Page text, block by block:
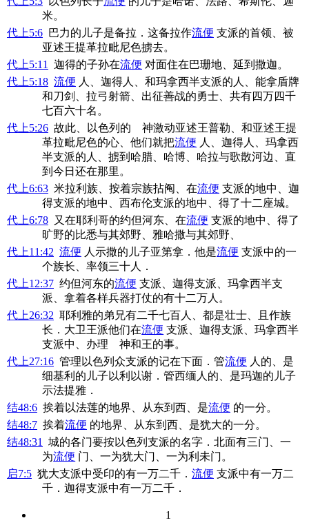
米。
代上5:6 巴力的儿子是备拉．这备拉作流便 支派的首领、被
亚述王提革拉毗尼色掳去。
代上5:11
迦得的子孙在流便 对面住在巴珊地、延到撒迦。
代上5:18 流便 人、迦得人、和玛拿西半支派的人、能拿盾牌
和刀剑、拉弓射箭、出征善战的勇士、共有四万四千
七百六十名。
代上5:26 故此、以色列的 神激动亚述王普勒、和亚述王提
革拉毗尼色的心、他们就把流便 人、迦得人、玛拿西
半支派的人、掳到哈腊、哈博、哈拉与歌散河边、直
到今日还在那里。
代上6:63 米拉利族、按着宗族拈阄、在流便 支派的地中、迦
得支派的地中、西布伦支派的地中、得了十二座城。
代上6:78 又在耶利哥的约但河东、在流便 支派的地中、得了
旷野的比悉与其郊野、雅哈撒与其郊野、
代上11:42 流便 人示撒的儿子亚第拿．他是流便 支派中的一
个族长、率领三十人．
代上12:37 约但河东的流便 支派、迦得支派、玛拿西半支
派、拿着各样兵器打仗的有十二万人。
代上26:32 耶利雅的弟兄有二千七百人、都是壮士、且作族
长．大卫王派他们在流便 支派、迦得支派、玛拿西半
支派中、办理 神和王的事。
代上27:16 管理以色列众支派的记在下面．管流便 人的、是
细基利的儿子以利以谢．管西缅人的、是玛迦的儿子
示法提雅．
结48:6 挨着以法莲的地界、从东到西、是流便 的一分。
结48:7 挨着流便 的地界、从东到西、是犹大的一分。
结48:31
城的各门要按以色列支派的名字．北面有三门、一
为流便 门、一为犹大门、一为利未门。
启7:5 犹大支派中受印的有一万二千． 流便 支派中有一万二
千．迦得支派中有一万二千．
1